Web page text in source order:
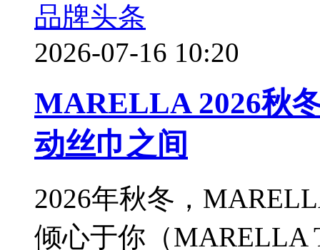
品牌头条
2026-07-16 10:20
MARELLA 2026秋
动丝巾之间
2026年秋冬，
倾心于你（MARELLA